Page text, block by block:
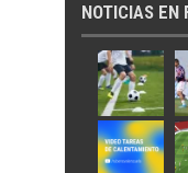
NOTICIAS EN